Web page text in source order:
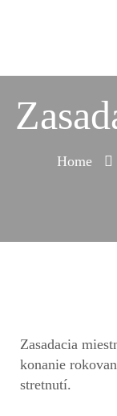
Home
Zasadacia
konanie
stretnutí.